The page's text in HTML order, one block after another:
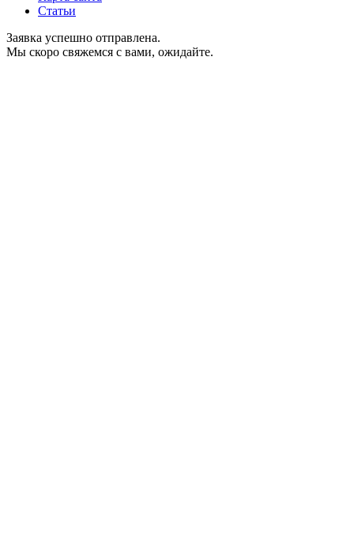
Статьи
Заявка успешно отправлена.
Мы скоро свяжемся с вами, ожидайте.